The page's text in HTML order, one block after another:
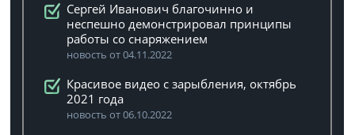
Сергей Иванович благочинно и
неспешно демонстрировал принципы
работы со снаряжением
новость от 04.11.2022
Красивое видео с зарыбления, октябрь
2021 года
новость от 06.10.2022